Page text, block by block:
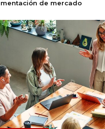
de mercado